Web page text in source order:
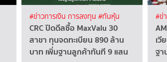
#ข่าวการเงิน การลงทุน #ทันหุ้น
CRC ปิดดีลซื้อ MaxValu 30
สาขา ทุนจดทะเบียน 890 ล้าน
บาท เพิ่มฐานลูกค้าทันที 9 แสน
#ข่
เ
ฐ